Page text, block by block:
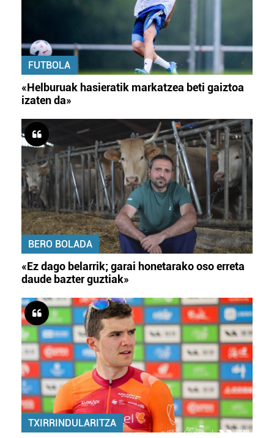
FUTBOLA
«Helburuak hasieratik markatzea beti gaiztoa
izaten da»
BERO BOLADA
«Ez dago belarrik; garai honetarako oso erreta
daude bazter guztiak»
TXIRRINDULARITZA